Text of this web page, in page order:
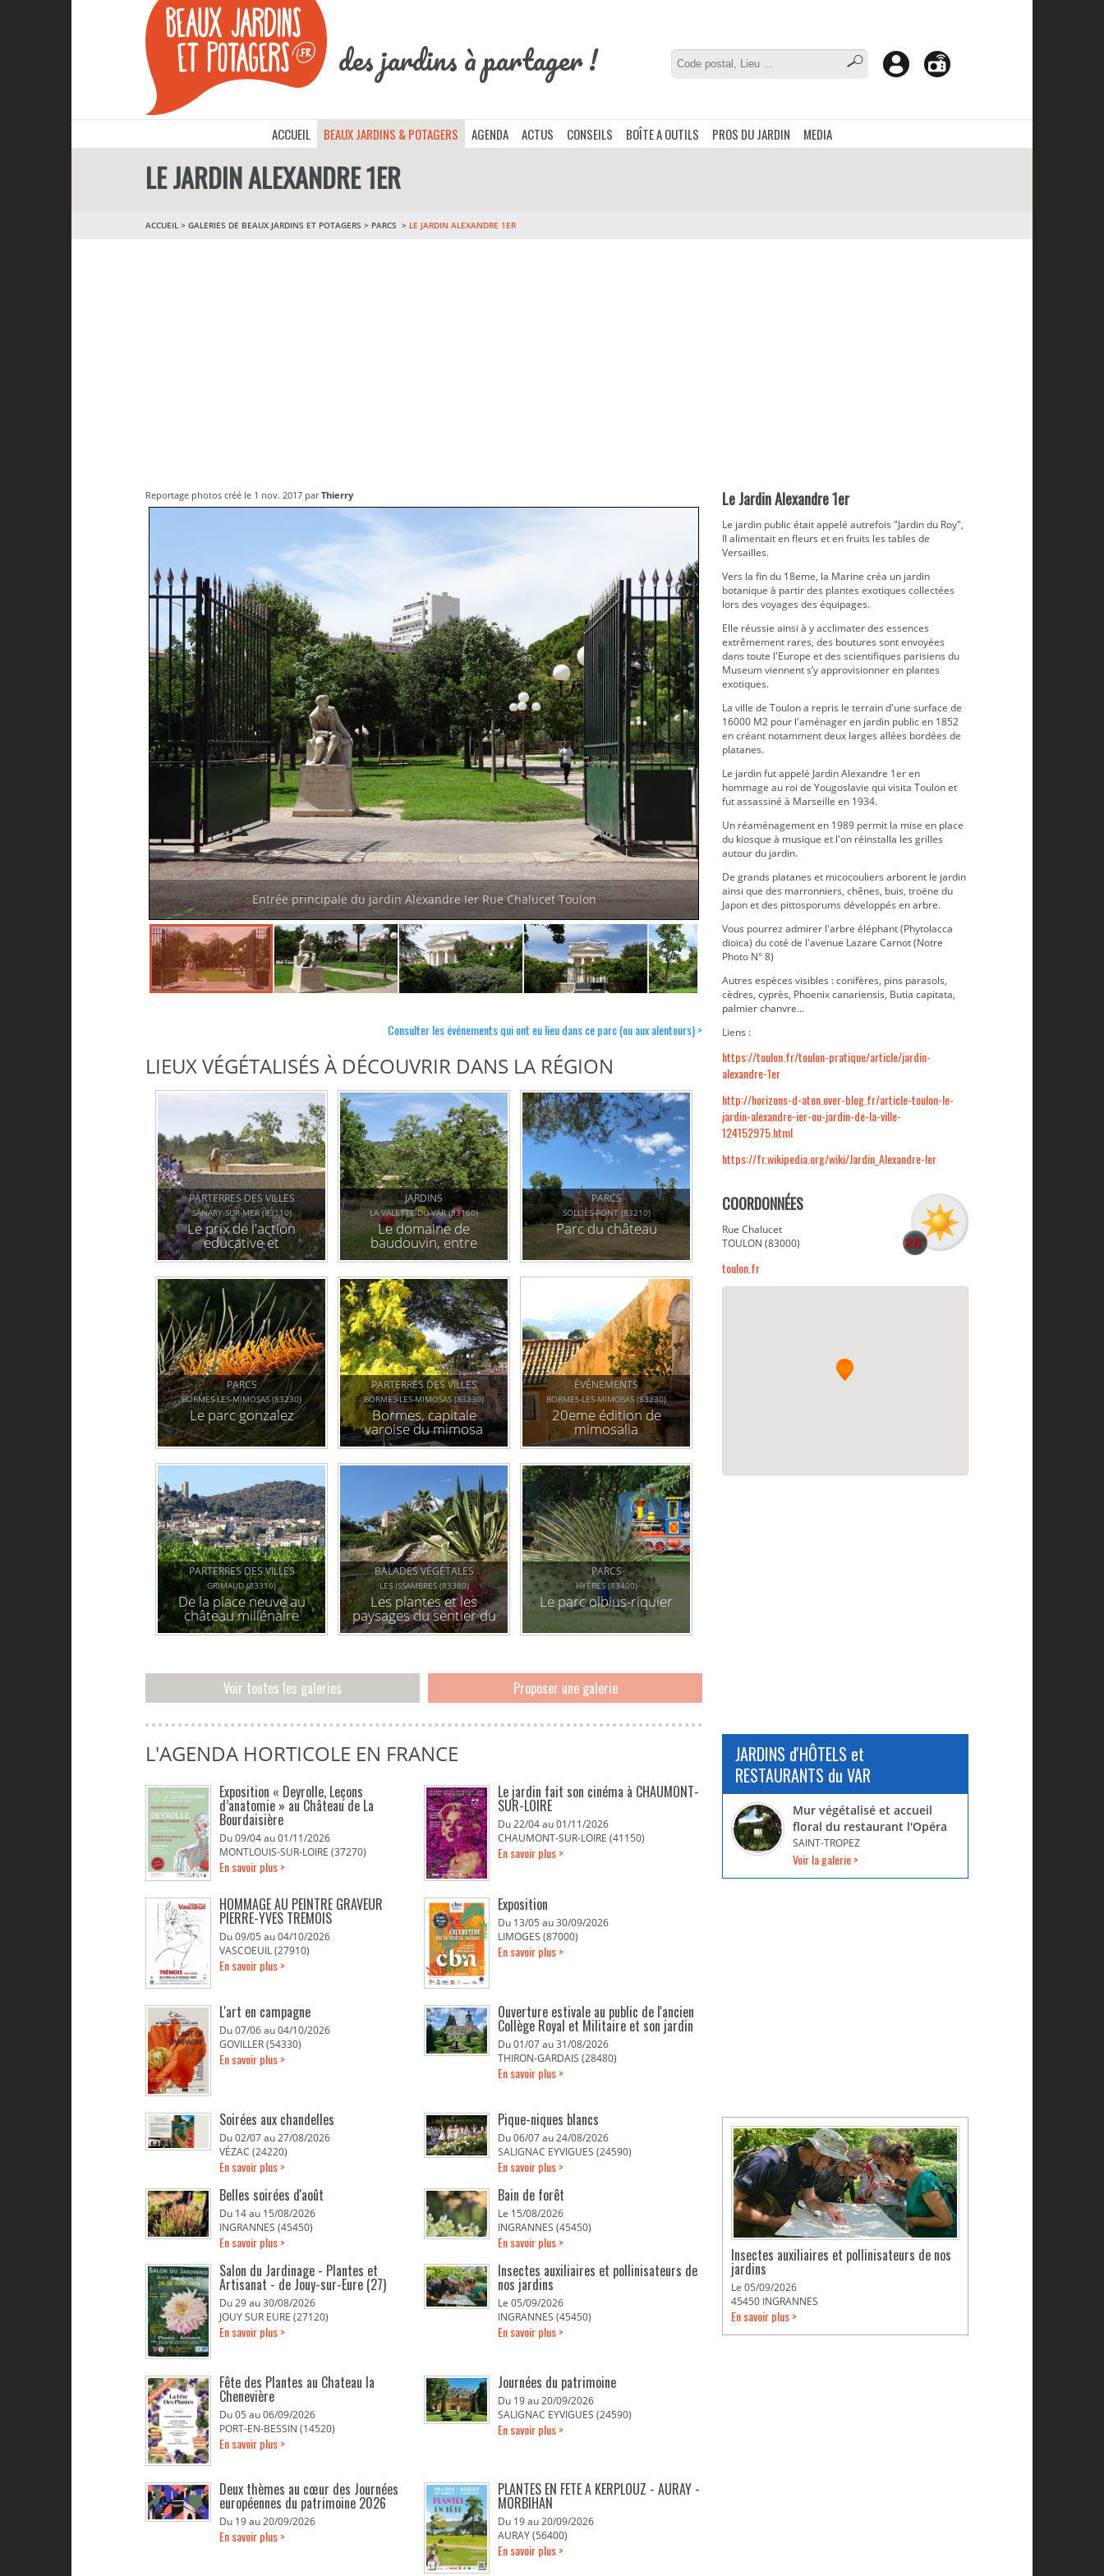
des jardins à partager !
ACCUEIL BEAUX JARDINS & POTAGERS AGENDA ACTUS CONSEILS BOÎTE A OUTILS PROS DU JARDIN MEDIA
LE JARDIN ALEXANDRE 1ER
ACCUEIL > GALERIES DE BEAUX JARDINS ET POTAGERS > PARCS LE JARDIN ALEXANDRE 1ER
Reportage photos créé le 1 nov. 2017 parThierry
Entrée principale du jardin Alexandre Ier Rue Chalucet Toulon Statue du poète français François Fabié
Le Jardin Alexandre 1er
Le jardin public était appelé autrefois "Jardin du Roy",
Il alimentait en fleurs et en fruits les tables de
Versailles.
Vers la fin du 18eme, la Marine créa un jardin
botanique à partir des plantes exotiques collectées
lors des voyages des équipages.
Elle réussie ainsi à y acclimater des essences
extrêmement rares, des boutures sont envoyées
dans toute l'Europe et des scientifiques parisiens du
Museum viennent s’y approvisionner en plantes
exotiques.
La ville de Toulon a repris le terrain d'une surface de
16000 M2 pour l'aménager en jardin public en 1852
en créant notamment deux larges allées bordées de
platanes.
Le jardin fut appelé Jardin Alexandre 1er en
hommage au roi de Yougoslavie qui visita Toulon et
fut assassiné à Marseille en 1934.
Un réaménagement en 1989 permit la mise en place
du kiosque à musique et l'on réinstalla les grilles
autour du jardin.
De grands platanes et micocouliers arborent le jardin
ainsi que des marronniers, chênes, buis, troëne du
Japon et des pittosporums développés en arbre.
Vous pourrez admirer l'arbre éléphant (Phytolacca
dïoïca) du coté de l'avenue Lazare Carnot (Notre
Photo N° 8)
Autres espèces visibles : conifères, pins parasols,
cèdres, cyprès, Phoenix canariensis, Butia capitata,
palmier chanvre...
Liens :
https://toulon.fr/toulon-pratique/article/jardin-
alexandre-1er
http://horizons-d-aton.over-blog.fr/article-toulon-le-
jardin-alexandre-ier-ou-jardin-de-la-ville-
124152975.html
https://fr.wikipedia.org/wiki/Jardin_Alexandre-Ier
COORDONNÉES
Rue Chalucet
TOULON (83000)
toulon.fr
Consulter les événements qui ont eu lieu dans ce parc (ou aux alentours) >
LIEUX VÉGÉTALISÉS À DÉCOUVRIR DANS LA RÉGION
PARTERRES DES VILLES
SANARY-SUR-MER (83110)
Le prix de l'action
educative et
pédagogique est
sanary-sur-mer
JARDINS
LA VALETTE-DU-VAR (83160)
Le domaine de
baudouvin, entre
modernité et mémoire
PARCS
SOLLIÈS-PONT (83210)
Parc du château
PARCS
BORMES-LES-MIMOSAS (83230)
Le parc gonzalez
PARTERRES DES VILLES
BORMES-LES-MIMOSAS (83230)
Bormes, capitale
varoise du mimosa
ÉVÉNEMENTS
BORMES-LES-MIMOSAS (83230)
20eme édition de
mimosalia
PARTERRES DES VILLES
GRIMAUD (83310)
De la place neuve au
château millénaire
BALADES VÉGÉTALES
LES ISSAMBRES (83380)
Les plantes et les
paysages du sentier du
litorral aux issambres
PARCS
HYÈRES (83400)
Le parc olbius-riquier
Voir toutes les galeries Proposer une galerie
L'AGENDA HORTICOLE EN FRANCE
Exposition « Deyrolle, Leçons
d’anatomie » au Château de La
Bourdaisière
Du 09/04 au 01/11/2026
MONTLOUIS-SUR-LOIRE (37270)
En savoir plus >
Le jardin fait son cinéma à CHAUMONT-
SUR-LOIRE
Du 22/04 au 01/11/2026
CHAUMONT-SUR-LOIRE (41150)
En savoir plus >
HOMMAGE AU PEINTRE GRAVEUR
PIERRE-YVES TREMOIS
Du 09/05 au 04/10/2026
VASCOEUIL (27910)
En savoir plus >
Exposition
Du 13/05 au 30/09/2026
LIMOGES (87000)
En savoir plus >
L'art en campagne
Du 07/06 au 04/10/2026
GOVILLER (54330)
En savoir plus >
Ouverture estivale au public de l'ancien
Collège Royal et Militaire et son jardin
Du 01/07 au 31/08/2026
THIRON-GARDAIS (28480)
En savoir plus >
Soirées aux chandelles
Du 02/07 au 27/08/2026
VÉZAC (24220)
En savoir plus >
Pique-niques blancs
Du 06/07 au 24/08/2026
SALIGNAC EYVIGUES (24590)
En savoir plus >
Belles soirées d'août
Du 14 au 15/08/2026
INGRANNES (45450)
En savoir plus >
Bain de forêt
Le 15/08/2026
INGRANNES (45450)
En savoir plus >
Salon du Jardinage - Plantes et
Artisanat - de Jouy-sur-Eure (27)
Du 29 au 30/08/2026
JOUY SUR EURE (27120)
En savoir plus >
Insectes auxiliaires et pollinisateurs de
nos jardins
Le 05/09/2026
INGRANNES (45450)
En savoir plus >
Fête des Plantes au Chateau la
Chenevière
Du 05 au 06/09/2026
PORT-EN-BESSIN (14520)
En savoir plus >
Journées du patrimoine
Du 19 au 20/09/2026
SALIGNAC EYVIGUES (24590)
En savoir plus >
Deux thèmes au cœur des Journées
européennes du patrimoine 2026
Du 19 au 20/09/2026
En savoir plus >
PLANTES EN FETE A KERPLOUZ - AURAY -
MORBIHAN
Du 19 au 20/09/2026
AURAY (56400)
En savoir plus >
JARDINS d'HÔTELS et
RESTAURANTS du VAR
Mur végétalisé et accueil
floral du restaurant l'Opéra
SAINT-TROPEZ
Voir la galerie >
Insectes auxiliaires et pollinisateurs de nos
jardins
Le 05/09/2026
45450 INGRANNES
En savoir plus >